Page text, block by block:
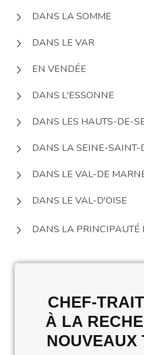
DANS LA SOMME
DANS LE VAR
EN VENDÉE
DANS L'ESSONNE
DANS LES HAUTS-DE-
DANS LA SEINE-SAINT-
DANS LE VAL-DE
DANS LE VAL-D'OISE
DANS LA PRINCIPAUTÉ
CHEF-
À LA
NOUVEAUX